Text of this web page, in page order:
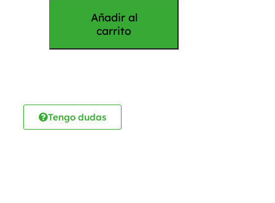
Añadir al
carrito
Tengo dudas